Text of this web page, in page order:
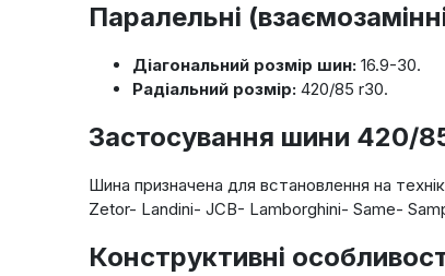
Паралельні
Діагональний розмір шин:16.9-30.
Радіальний розмір:420/85 r30.
Застосування шини 420/
Шина призначена для встановлення на
Zetor- Landini- JCB- Lamborghini- Same-
Конструктивні